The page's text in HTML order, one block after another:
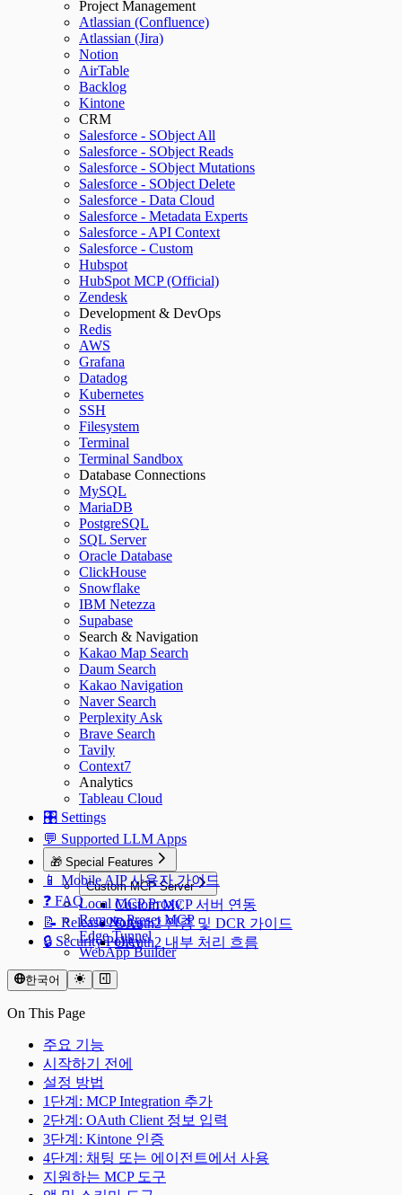
Project Management
Atlassian (Confluence)
Atlassian (Jira)
Notion
AirTable
Backlog
Kintone
CRM
Salesforce - SObject All
Salesforce - SObject Reads
Salesforce - SObject Mutations
Salesforce - SObject Delete
Salesforce - Data Cloud
Salesforce - Metadata Experts
Salesforce - API Context
Salesforce - Custom
Hubspot
HubSpot MCP (Official)
Zendesk
Development & DevOps
Redis
AWS
Grafana
Datadog
Kubernetes
SSH
Filesystem
Terminal
Terminal Sandbox
Database Connections
MySQL
MariaDB
PostgreSQL
SQL Server
Oracle Database
ClickHouse
Snowflake
IBM Netezza
Supabase
Search & Navigation
Kakao Map Search
Daum Search
Kakao Navigation
Naver Search
Perplexity Ask
Brave Search
Tavily
Context7
Analytics
Tableau Cloud
🎛️ Settings
💬 Supported LLM Apps
🎁 Special Features
Custom MCP Server
Custom MCP 서버 연동
OAuth2 인증 및 DCR 가이드
OAuth2 내부 처리 흐름
Local MCP Proxy
Remote Preset MCP
Edge Tunnel
WebApp Builder
📱 Mobile AIP 사용자 가이드
❓ FAQ
📝 Release Notes
🔒 Security Policy
한국어
On This Page
주요 기능
시작하기 전에
설정 방법
1단계: MCP Integration 추가
2단계: OAuth Client 정보 입력
3단계: Kintone 인증
4단계: 채팅 또는 에이전트에서 사용
지원하는 MCP 도구